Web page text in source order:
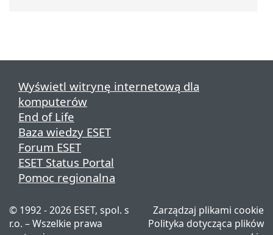
Wyświetl witrynę internetową dla
komputerów
End of Life
Baza wiedzy ESET
Forum ESET
ESET Status Portal
Pomoc regionalna
© 1992 - 2026 ESET, spol. s
r.o. – Wszelkie prawa
Zarządzaj plikami cookie
Polityka dotycząca plików